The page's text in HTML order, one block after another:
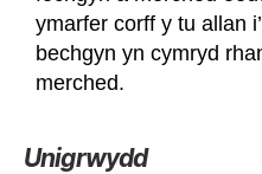
ymarfer corff y tu allan
bechgyn yn cymryd
merched.
Unigrwydd